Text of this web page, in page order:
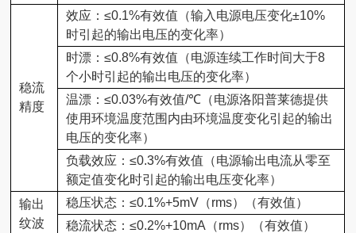
稳流
精度
效应：≤0.1%有效值（输入电源电压变化±10%
时引起的输出电压的变化率）
时漂：≤0.8%有效值（电源连续工作时间大于8
个小时引起的输出电压的变化率）
温漂：≤0.03%有效值/℃ （电源洛阳普莱德提供
使用环境温度范围内由环境温度变化引起的输出
电压的变化率）
负载效应：≤0.3%有效值（电源输出电流从零至
额定值变化时引起的输出电压变化率）
输出
纹波
稳压状态：≤0.1%+5mV （rms）（有效值）
稳流状态：≤0.2%+10mA （rms）（有效值）